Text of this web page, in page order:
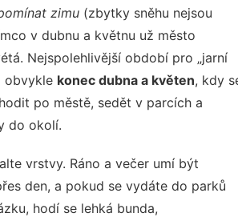
zimu (zbytky sněhu nejsou
v dubnu a květnu už město
Nejspolehlivější období pro „jarní
obvykle konec dubna a květen, kdy
po městě, sedět v parcích a
do okolí.
vrstvy. Ráno a večer umí být
den, a pokud se vydáte do parků
hodí se lehká bunda,